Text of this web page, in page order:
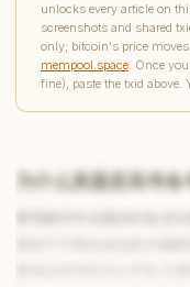
unlocks every article on
screenshots and shared
only; bitcoin's price
mempool.space. Once
fine), paste the txid above.
为什么真题是高考备